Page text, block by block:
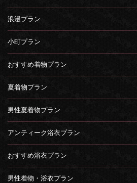
浪漫プラン
小町プラン
おすすめ着物プラン
夏着物プラン
男性夏着物プラン
アンティーク浴衣プラン
おすすめ浴衣プラン
男性着物・浴衣プラン